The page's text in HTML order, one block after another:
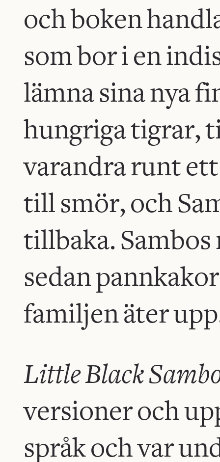
och boken
som bor i en
lämna sina nya
hungriga tigrar,
varandra runt
till smör, och
tillbaka.
sedan
familjen äter
Little Black
versioner och
språk och var